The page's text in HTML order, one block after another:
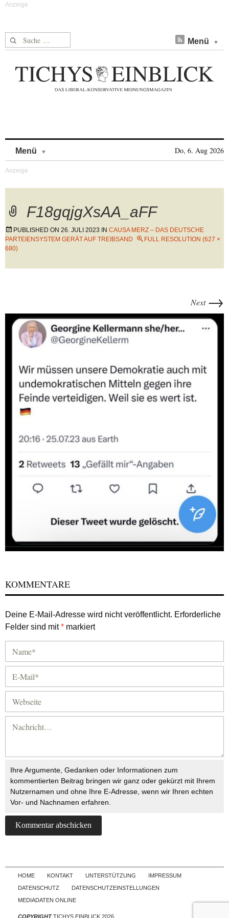
Suche nach: Menü
Menü Do, 6. Aug 2026
F18gqjgXsAA_aFF
PUBLISHED ON 26. JULI 2023 IN CAUSA MERZ – DAS DEUTSCHE
PARTEIENSYSTEM GERÄT AUF TREIBSAND
FULL RESOLUTION (627 ×
680)
Next →
KOMMENTARE
Deine E-Mail-Adresse wird nicht veröffentlicht. Erforderliche
Felder sind mit* markiert
Ihre Argumente, Gedanken oder Informationen zum
kommentierten Beitrag bringen wir ganz oder gekürzt mit Ihrem
Nutzernamen und ohne Ihre E-Adresse, wenn wir Ihren echten
Vor- und Nachnamen erfahren.
Skip to content
HOME KONTAKT UNTERSTÜTZUNG
IMPRESSUM
DATENSCHUTZ
DATENSCHUTZEINSTELLUNGEN
MEDIADATEN ONLINE
COPYRIGHTTICHYS EINBLICK 2026